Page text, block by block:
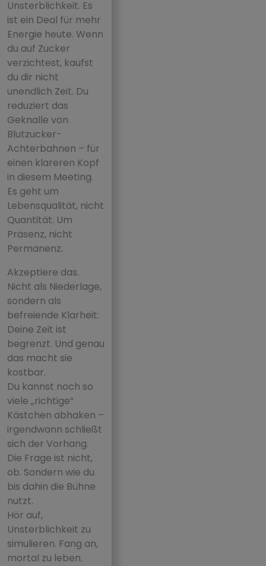
Unsterblichkeit. Es
ist ein Deal für mehr
Energie heute. Wenn
du auf Zucker
verzichtest, kaufst
du dir nicht
unendlich Zeit. Du
reduziert das
Geknalle von
Blutzucker-
Achterbahnen – für
einen klareren Kopf
in diesem Meeting.
Es geht um
Lebensqualität, nicht
Quantität. Um
Präsenz, nicht
Permanenz.
Akzeptiere das.
Nicht als Niederlage,
sondern als
befreiende Klarheit:
Deine Zeit ist
begrenzt. Und genau
das macht sie
kostbar.
Du kannst noch so
viele „richtige“
Kästchen abhaken –
irgendwann schließt
sich der Vorhang.
Die Frage ist nicht,
ob. Sondern wie du
bis dahin die Bühne
nutzt.
Hör auf,
Unsterblichkeit zu
simulieren. Fang an,
mortal zu leben.